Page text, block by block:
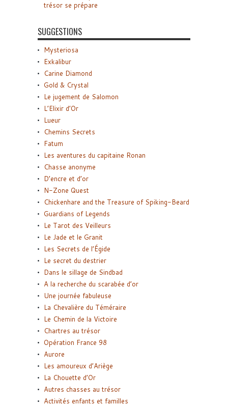
trésor se prépare
SUGGESTIONS
Mysteriosa
Exkalibur
Carine Diamond
Gold & Crystal
Le jugement de Salomon
L’Elixir d’Or
Lueur
Chemins Secrets
Fatum
Les aventures du capitaine Ronan
Chasse anonyme
D’encre et d’or
N-Zone Quest
Chickenhare and the Treasure of Spiking-Beard
Guardians of Legends
Le Tarot des Veilleurs
Le Jade et le Granit
Les Secrets de l’Égide
Le secret du destrier
Dans le sillage de Sindbad
A la recherche du scarabée d’or
Une journée fabuleuse
La Chevalière du Téméraire
Le Chemin de la Victoire
Chartres au trésor
Opération France 98
Aurore
Les amoureux d’Ariège
La Chouette d’Or
Autres chasses au trésor
Activités enfants et familles